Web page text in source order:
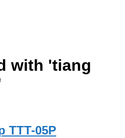
with 'tiang
TTT-05P